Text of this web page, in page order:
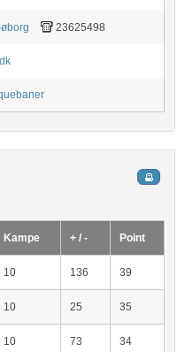
23625498
Kampe + / - Point
10 136 39
10 25 35
10 73 34